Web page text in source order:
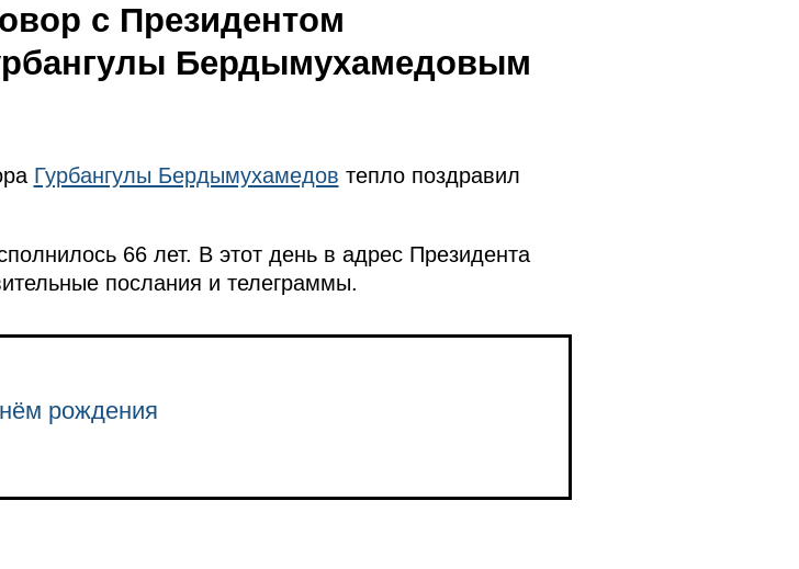
с Президентом
Бердымухамедовым
Гурбангулы Бердымухамедов тепло поздравил
66 лет. В этот день в адрес Президента
послания и телеграммы.
рождения